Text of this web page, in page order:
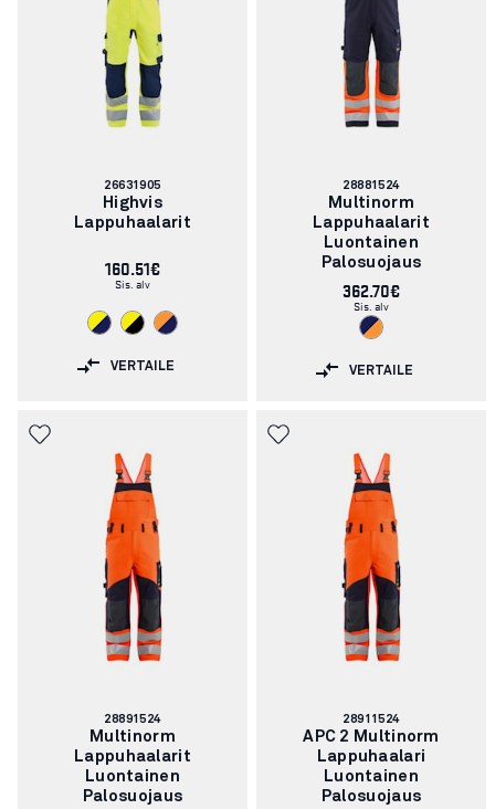
Tuotenumero:
26631905
Highvis
Lappuhaalarit
160.51€
Sis. alv
VERTAILE
Tuotenumero:
28881524
Multinorm
Lappuhaalarit
Luontainen
Palosuojaus
362.70€
Sis. alv
VERTAILE
Tuotenumero:
28891524
Multinorm
Lappuhaalarit
Luontainen
Palosuojaus
Tuotenumero:
28911524
APC 2 Multinorm
Lappuhaalari
Luontainen
Palosuojaus